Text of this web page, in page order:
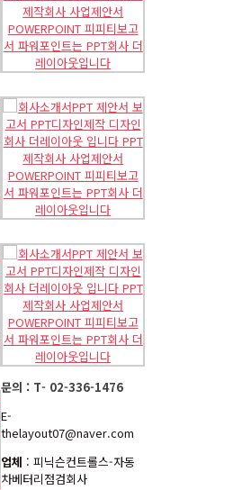
문의 : T- 02-336-1476
E-
thelayout07@naver.com
업체 : 피닉슨컨트롤스-자동
차베터리점검회사